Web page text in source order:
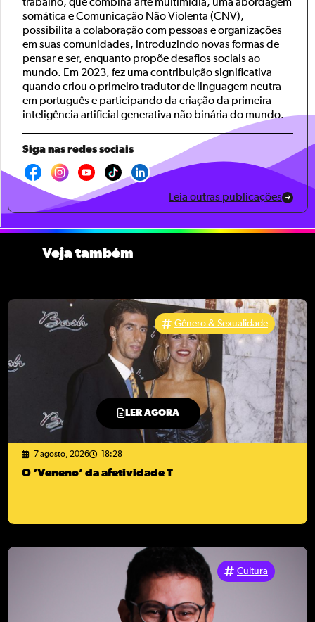
trabalho, que combina arte multimídia, uma abordagem
somática e Comunicação Não Violenta (CNV),
possibilita a colaboração com pessoas e organizações
em suas comunidades, introduzindo novas formas de
pensar e ser, enquanto propõe desafios sociais ao
mundo. Em 2023, fez uma contribuição significativa
quando criou o primeiro tradutor de linguagem neutra
em português e participando da criação da primeira
inteligência artificial generativa não binária do mundo.
Siga nas redes sociais
Leia outras publicações
Veja também
LER AGORA
Gênero & Sexualidade
7 agosto, 2026 18:28
O ‘Veneno’ da afetividade T
Cultura